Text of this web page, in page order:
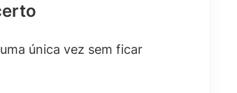
única vez sem ficar